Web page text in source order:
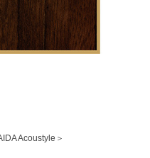
Acoustyle＞